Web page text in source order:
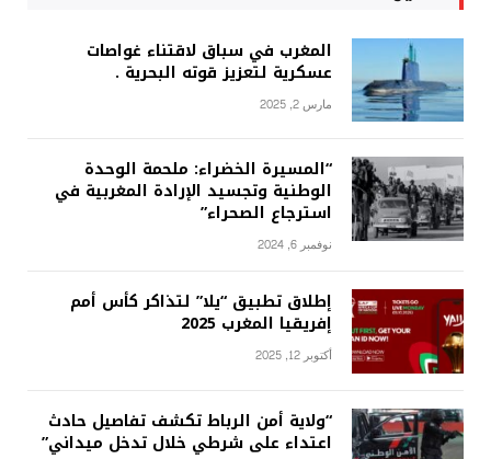
المغرب في سباق لاقتناء غواصات
عسكرية لتعزيز قوته البحرية .
مارس 2, 2025
“المسيرة الخضراء: ملحمة الوحدة
الوطنية وتجسيد الإرادة المغربية في
استرجاع الصحراء”
نوفمبر 6, 2024
إطلاق تطبيق “يلا” لتذاكر كأس أمم
إفريقيا المغرب 2025
أكتوبر 12, 2025
“ولاية أمن الرباط تكشف تفاصيل حادث
اعتداء على شرطي خلال تدخل ميداني”